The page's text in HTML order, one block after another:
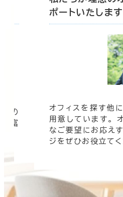
の
豊富
ポートいたします
オフィスを探す他
用意しています。
なご要望にお応え
ジをぜひお役立てく